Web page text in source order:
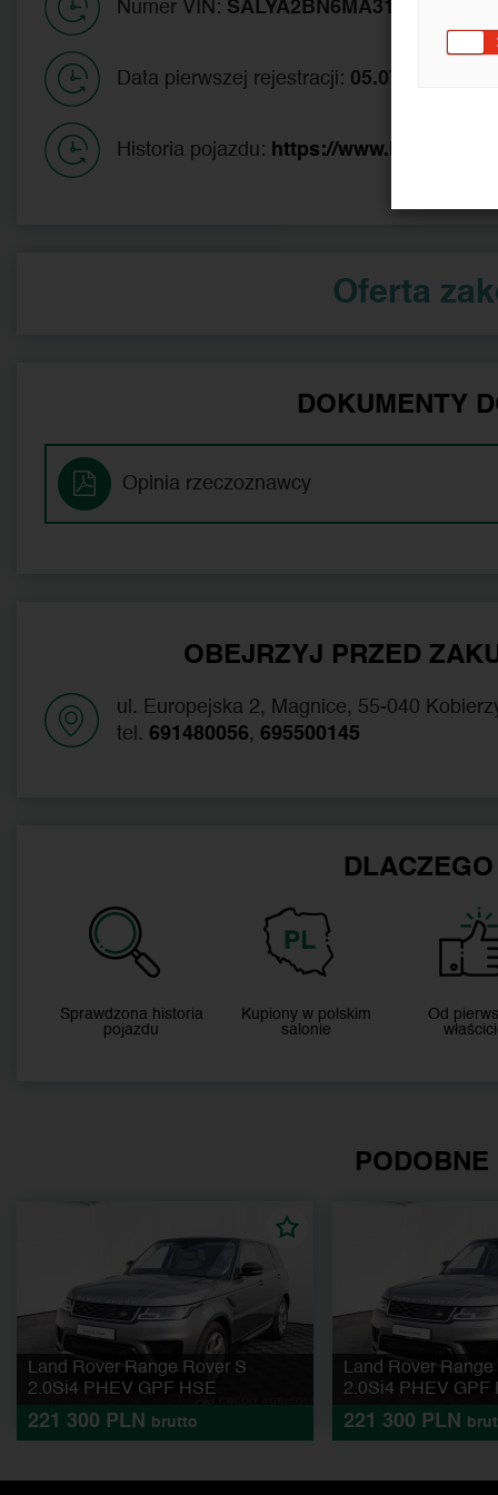
Numer VIN: SALYA2BN6MA317875
Data pierwszej rejestracji: 05.07.2021
Historia pojazdu: https://
Oferta
DOKUMENTY
Opinia rzeczoznawcy
OBEJRZYJ PRZED
ul. Europejska 2, Magnice, 55-040
tel. 691480056, 695500145
Sprawdzona historia
pojazdu
Kupiony w polskim
salonie
Od
PODOBNE
Land Rover Range Rover S
2.0Si4 PHEV GPF HSE
221 300 PLN brutto
Land Rover Range
2.0Si4 PHEV GPF
221 300 PLN